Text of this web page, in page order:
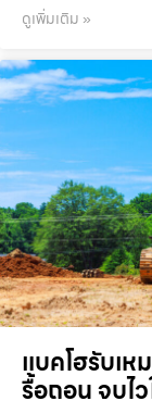
ดูเพิ่มเติม »
แบคโฮรับเ
รื้อถอน จบไว